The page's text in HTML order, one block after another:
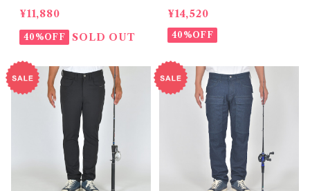
レッチジーンズ BW-110V
H
¥11,880
40%OFF SOLD OUT
レッチ立体裁断ジーンズ
BW-109VH
¥14,520
40%OFF